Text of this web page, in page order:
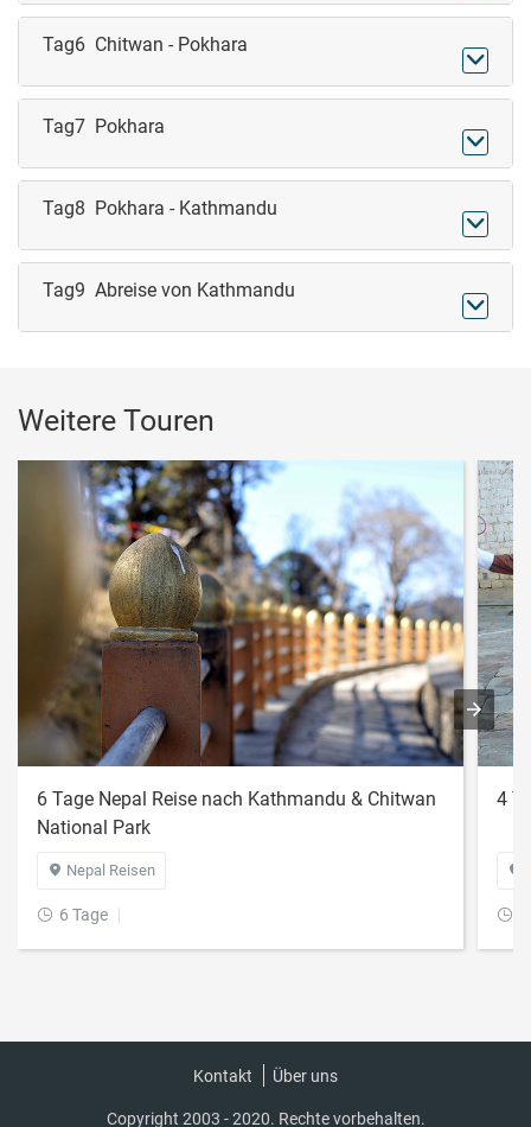
Tag6 Chitwan - Pokhara

Tag7 Pokhara

Tag8 Pokhara - Kathmandu

Tag9 Abreise von Kathmandu

Weitere Touren
6 Tage Nepal Reise nach Kathmandu & Chitwan
National Park
 Nepal Reisen
 6 Tage
4


Kontakt Über uns
Copyright 2003 - 2020. Rechte vorbehalten.